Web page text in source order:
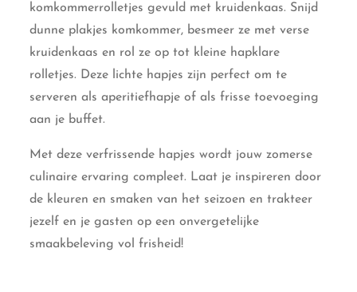
komkommerrolletjes gevuld met kruidenkaas. Snijd
dunne plakjes komkommer, besmeer ze met verse
kruidenkaas en rol ze op tot kleine hapklare
rolletjes. Deze lichte hapjes zijn perfect om te
serveren als aperitiefhapje of als frisse toevoeging
aan je buffet.
Met deze verfrissende hapjes wordt jouw zomerse
culinaire ervaring compleet. Laat je inspireren door
de kleuren en smaken van het seizoen en trakteer
jezelf en je gasten op een onvergetelijke
smaakbeleving vol frisheid!